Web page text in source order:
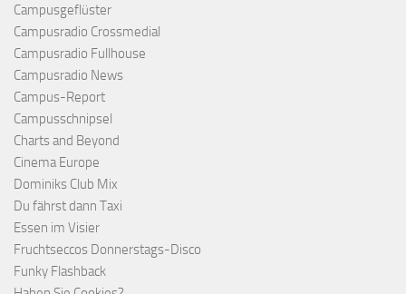
Campusgeflüster
Campusradio Crossmedial
Campusradio Fullhouse
Campusradio News
Campus-Report
Campusschnipsel
Charts and Beyond
Cinema Europe
Dominiks Club Mix
Du fährst dann Taxi
Essen im Visier
Fruchtseccos Donnerstags-Disco
Funky Flashback